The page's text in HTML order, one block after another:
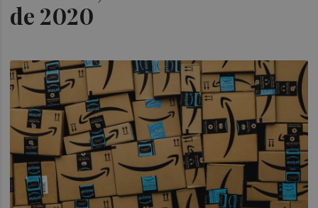
de 2020